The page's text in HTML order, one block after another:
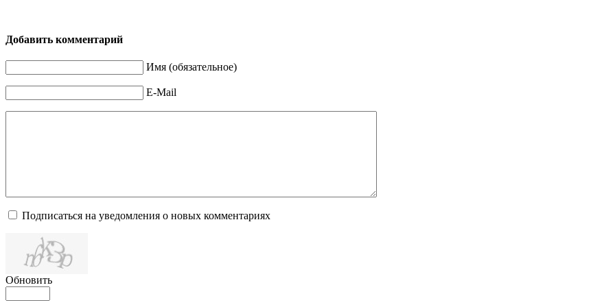
Добавить комментарий
Имя (обязательное)
E-Mail
Подписаться на уведомления о новых комментариях
Обновить